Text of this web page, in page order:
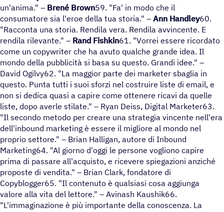
un'anima." – Brené Brown59. "Fa' in modo che il
consumatore sia l'eroe della tua storia." – Ann Handley60.
"Racconta una storia. Rendila vera. Rendila avvincente. E
rendila rilevante." – Rand Fishkin61. "Vorrei essere ricordato
come un copywriter che ha avuto qualche grande idea. Il
mondo della pubblicità si basa su questo. Grandi idee." –
David Ogilvy62. "La maggior parte dei marketer sbaglia in
questo. Punta tutti i suoi sforzi nel costruire liste di email, e
non si dedica quasi a capire come ottenere ricavi da quelle
liste, dopo averle stilate." – Ryan Deiss, Digital Marketer63.
"Il secondo metodo per creare una strategia vincente nell'era
dell'inbound marketing è essere il migliore al mondo nel
proprio settore." – Brian Halligan, autore di Inbound
Marketing64. "Al giorno d'oggi le persone vogliono capire
prima di passare all'acquisto, e ricevere spiegazioni anziché
proposte di vendita." – Brian Clark, fondatore di
Copyblogger65. "Il contenuto è qualsiasi cosa aggiunga
valore alla vita del lettore." – Avinash Kaushik66.
"L'immaginazione è più importante della conoscenza. La